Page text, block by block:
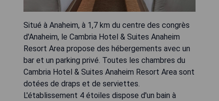
Situé à Anaheim, à 1,7 km du centre des congrès
d'Anaheim, le Cambria Hotel & Suites Anaheim
Resort Area propose des hébergements avec un
bar et un parking privé. Toutes les chambres du
Cambria Hotel & Suites Anaheim Resort Area sont
dotées de draps et de serviettes.
L'établissement 4 étoiles dispose d'un bain à